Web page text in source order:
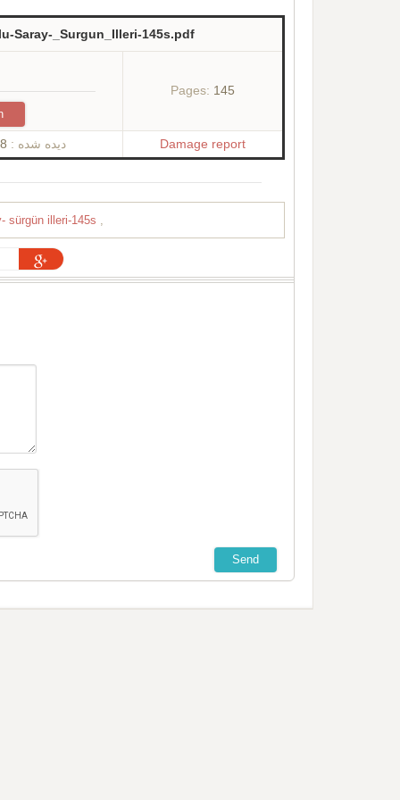
Saray-_Surgun_Illeri-145s.pdf
Pages: 145
دیده شده : Damage report
sürgün illeri-145s ,